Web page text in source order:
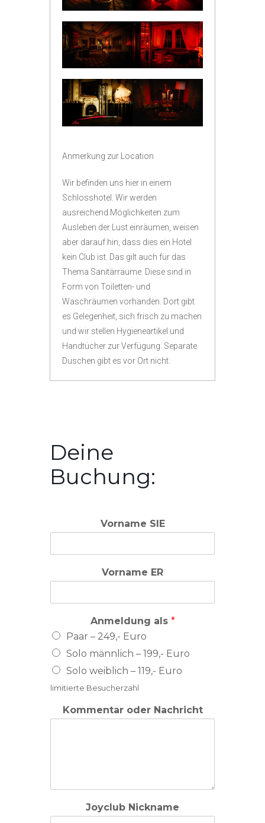
Anmerkung zur Location
Wir befinden uns hier in einem
Schlosshotel. Wir werden
ausreichend Möglichkeiten zum
Ausleben der Lust einräumen, weisen
aber darauf hin, dass dies ein Hotel
kein Club ist. Das gilt auch für das
Thema Sanitärräume. Diese sind in
Form von Toiletten- und
Waschräumen vorhanden. Dort gibt
es Gelegenheit, sich frisch zu machen
und wir stellen Hygieneartikel und
Handtücher zur Verfügung. Separate
Duschen gibt es vor Ort nicht.
Deine
Buchung:
Vorname SIE
Vorname ER
Anmeldung als *
Paar – 249,- Euro
Solo männlich – 199,- Euro
Solo weiblich – 119,- Euro
limitierte Besucherzahl
Kommentar oder Nachricht
Joyclub Nickname